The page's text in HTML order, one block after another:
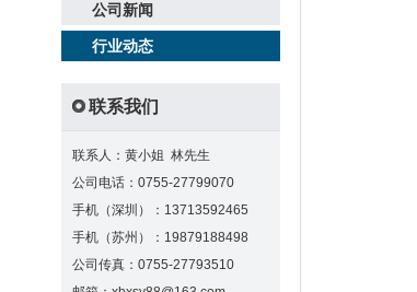
公司新闻
行业动态
联系我们
联系人：黄小姐 林先生
公司电话：0755-27799070
手机（深圳）：13713592465
手机（苏州）：19879188498
公司传真：0755-27793510